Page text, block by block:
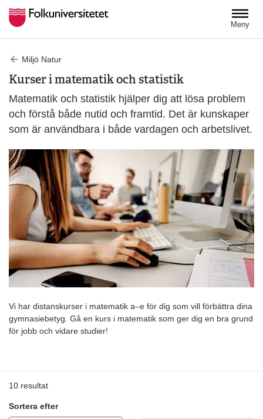
Meny
Miljö Natur
Kurser i matematik och statistik
Matematik och statistik hjälper dig att lösa problem
och förstå både nutid och framtid. Det är kunskaper
som är användbara i både vardagen och arbetslivet.
Vi har distanskurser i matematik a–e för dig som vill förbättra dina
gymnasiebetyg. Gå en kurs i matematik som ger dig en bra grund
för jobb och vidare studier!
10 resultat
Sortera efter